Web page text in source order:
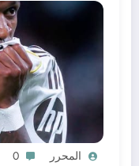
المحرر 0